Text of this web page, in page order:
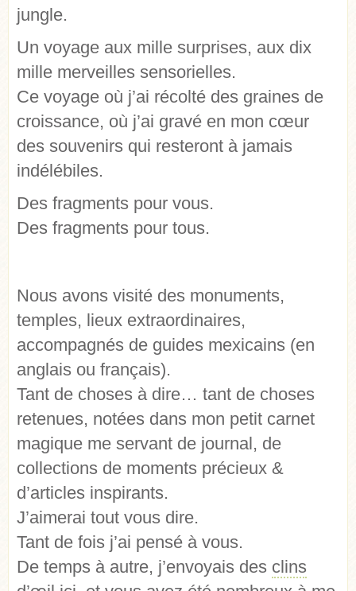
jungle.
Un voyage aux mille surprises, aux dix
mille merveilles sensorielles.
Ce voyage où j’ai récolté des graines de
croissance, où j’ai gravé en mon cœur
des souvenirs qui resteront à jamais
indélébiles.
Des fragments pour vous.
Des fragments pour tous.
Nous avons visité des monuments,
temples, lieux extraordinaires,
accompagnés de guides mexicains (en
anglais ou français).
Tant de choses à dire… tant de choses
retenues, notées dans mon petit carnet
magique me servant de journal, de
collections de moments précieux &
d’articles inspirants.
J’aimerai tout vous dire.
Tant de fois j’ai pensé à vous.
De temps à autre, j’envoyais des clins